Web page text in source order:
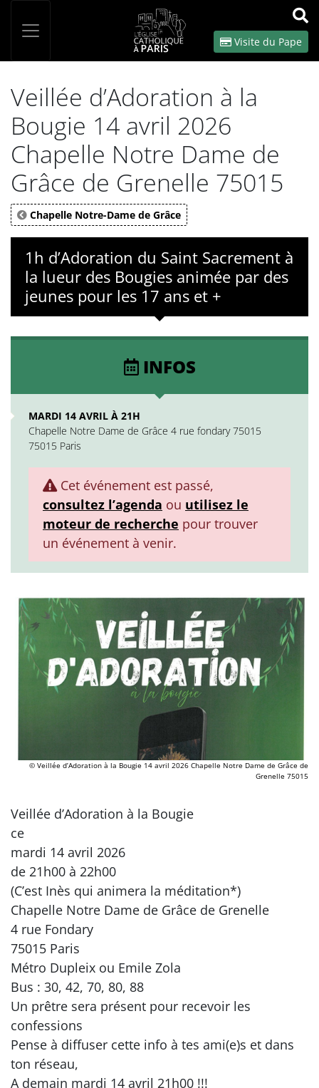
OK
Visite du Pape
Veillée d’Adoration à la
Bougie 14 avril 2026
Chapelle Notre Dame de
Grâce de Grenelle 75015
Chapelle Notre-Dame de Grâce
1h d’Adoration du Saint Sacrement à
la lueur des Bougies animée par des
jeunes pour les 17 ans et +
INFOS
MARDI 14 AVRIL À 21H
Chapelle Notre Dame de Grâce 4 rue fondary 75015
75015 Paris
Cet événement est passé,
consultez l’agenda ou utilisez le
moteur de recherche pour trouver
un événement à venir.
© Veillée d’Adoration à la Bougie 14 avril 2026 Chapelle Notre Dame de Grâce de
Grenelle 75015
Veillée d’Adoration à la Bougie
ce
mardi 14 avril 2026
de 21h00 à 22h00
(C’est Inès qui animera la méditation*)
Chapelle Notre Dame de Grâce de Grenelle
4 rue Fondary
75015 Paris
Métro Dupleix ou Emile Zola
Bus : 30, 42, 70, 80, 88
Un prêtre sera présent pour recevoir les
confessions
Pense à diffuser cette info à tes ami(e)s et dans
ton réseau,
A demain mardi 14 avril 21h00 !!!
Panneau de gestion des cookies